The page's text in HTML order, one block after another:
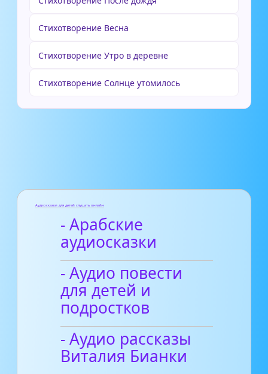
Стихотворение Весна
Стихотворение Утро в деревне
Стихотворение Солнце утомилось
Аудиосказки для детей слушать онлайн
- Арабские
аудиосказки
- Аудио повести
для детей и
подростков
- Аудио рассказы
Виталия Бианки